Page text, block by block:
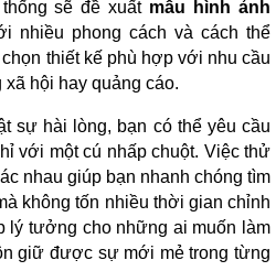
sẽ đề xuấtmẫu hình ảnh
nhiều phong cách và cách thể
thiết kế phù hợp với nhu cầu
hội hay quảng cáo.
sự hài lòng, bạn có thể yêu cầu
với một cú nhấp chuột. Việc thử
nhau giúp bạn nhanh chóng tìm
không tốn nhiều thời gian chỉnh
lý tưởng cho những ai muốn làm
giữ được sự mới mẻ trong từng